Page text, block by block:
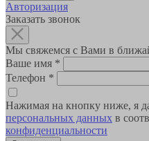
Авторизация
Заказать звонок
Мы свяжемся с Вами в
Ваше имя *
Телефон *
Нажимая на кнопку ниже, я
персональных данных в
конфиденциальности